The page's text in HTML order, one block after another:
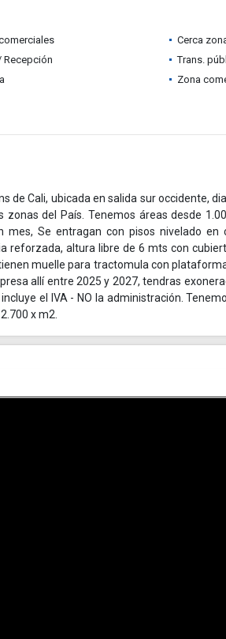
Cerca
Recepción
Trans.
Zona
de Cali, ubicada en salida sur occidente,
del País. Tenemos áreas desde
Se entragan con pisos nivelado en
reforzada, altura libre de 6 mts con
muelle para tractomula con
allí entre 2025 y 2027, tendras
el IVA - NO la administración.
x m2.